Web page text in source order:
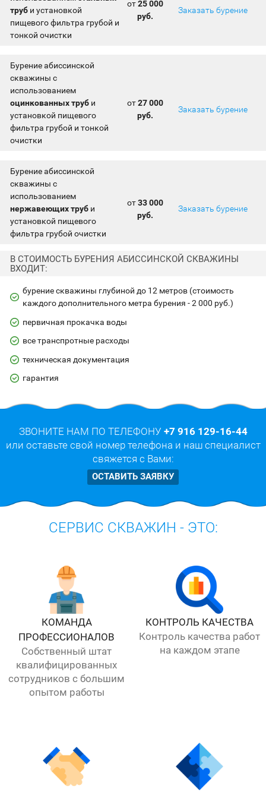
труби установкой
пищевого фильтра грубой и
тонкой очистки
от25 000
руб.
Заказать бурение
Бурение абиссинской
скважины с
использованием
оцинкованных труби
установкой пищевого
фильтра грубой и тонкой
очистки
от27 000
руб.
Заказать бурение
Бурение абиссинской
скважины с
использованием
нержавеющих труби
установкой пищевого
фильтра грубой очистки
от33 000
руб.
Заказать бурение
В СТОИМОСТЬ БУРЕНИЯ АБИССИНСКОЙ СКВАЖИНЫ
ВХОДИТ:
бурение скважины глубиной до 12 метров (стоимость
каждого дополнительного метра бурения - 2 000 руб.)
первичная прокачка воды
все транспротные расходы
техническая документация
гарантия
ЗВОНИТЕ НАМ ПО ТЕЛЕФОНУ +7 916 129-16-44
или оставьте свой номер телефона и наш специалист
свяжется с Вами:
ОСТАВИТЬ ЗАЯВКУ
СЕРВИС СКВАЖИН - ЭТО:
КОМАНДА
ПРОФЕССИОНАЛОВ
Собственный штат
квалифицированных
сотрудников с большим
опытом работы
КОНТРОЛЬ КАЧЕСТВА
Контроль качества работ
на каждом этапе